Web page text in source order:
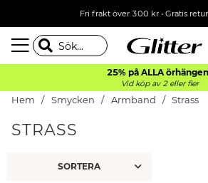
Fri frakt över 300 kr• Gratis
25% på ALLA
Vid köp av 2 eller fler
Hem Smycken Armband Strass
STRASS